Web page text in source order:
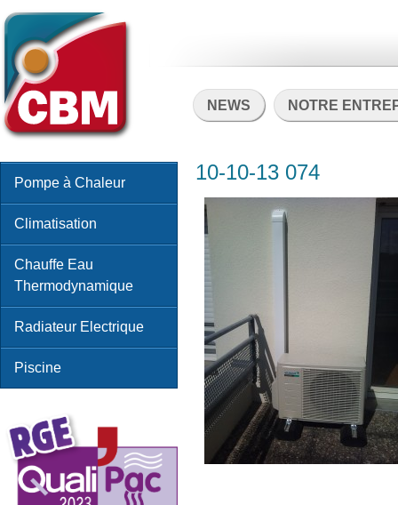
NEWS NOTRE
Pompe à Chaleur
Climatisation
Chauffe Eau
Thermodynamique
Radiateur Electrique
Piscine
10-10-13 074